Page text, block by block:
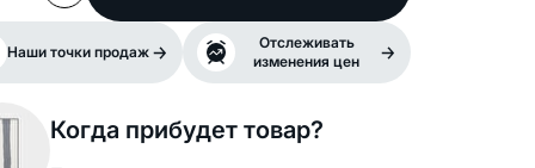
Наши точки продаж
Отслеживать
изменения цен
Когда прибудет товар?